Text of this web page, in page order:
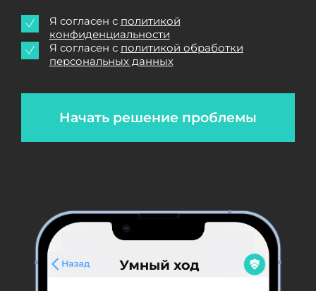
Начать решение проблемы
Я согласен с политикой
конфиденциальности
Я согласен с политикой обработки
персональных данных